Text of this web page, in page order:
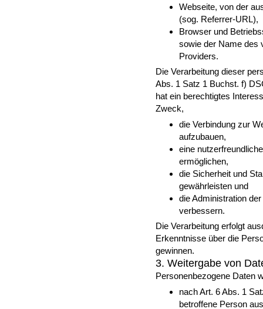
Webseite, von der
(sog. Referrer-URL),
Browser und
sowie der Name des
Providers.
Die Verarbeitung dieser
Abs. 1 Satz 1 Buchst. f)
hat ein berechtigtes
Zweck,
die Verbindung zur
aufzubauen,
eine
ermöglichen,
die Sicherheit und
gewährleisten und
die Administration
verbessern.
Die Verarbeitung erfolgt
Erkenntnisse über die
gewinnen.
3. Weitergabe von
Personenbezogene Daten
nach Art. 6 Abs. 1
betroffene Person